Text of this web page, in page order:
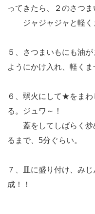
ってきたら、２のさつま
ジャジャジャと軽く
５、さつまいもにも油
ようにかけ入れ、軽くま
６、弱火にして★をま
る。ジュワ～！
蓋をしてしばらく炒
るまで、5分ぐらい。
７、皿に盛り付け、み
成！！